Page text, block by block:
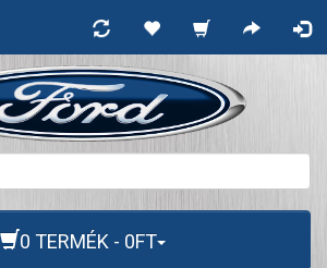
0 TERMÉK - 0FT